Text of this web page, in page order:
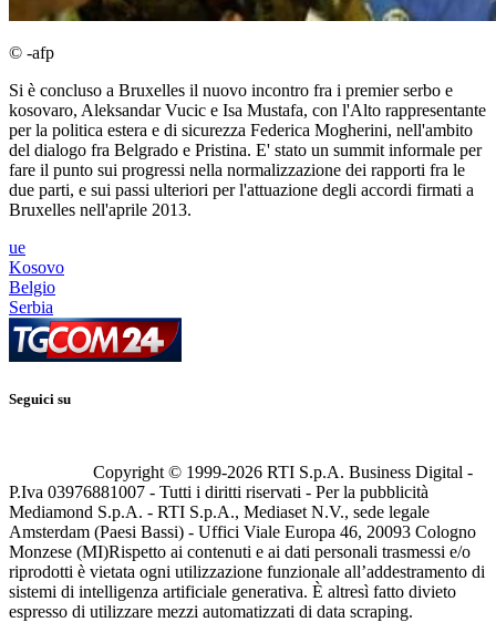
© -afp
Si è concluso a Bruxelles il nuovo incontro fra i premier serbo e
kosovaro, Aleksandar Vucic e Isa Mustafa, con l'Alto rappresentante
per la politica estera e di sicurezza Federica Mogherini, nell'ambito
del dialogo fra Belgrado e Pristina. E' stato un summit informale per
fare il punto sui progressi nella normalizzazione dei rapporti fra le
due parti, e sui passi ulteriori per l'attuazione degli accordi firmati a
Bruxelles nell'aprile 2013.
ue
Kosovo
Belgio
Serbia
Seguici su
Copyright © 1999-2026 RTI S.p.A. Business Digital -
P.Iva 03976881007 - Tutti i diritti riservati - Per la pubblicità
Mediamond S.p.A. - RTI S.p.A., Mediaset N.V., sede legale
Amsterdam (Paesi Bassi) - Uffici Viale Europa 46, 20093 Cologno
Monzese (MI)Rispetto ai contenuti e ai dati personali trasmessi e/o
riprodotti è vietata ogni utilizzazione funzionale all’addestramento di
sistemi di intelligenza artificiale generativa. È altresì fatto divieto
espresso di utilizzare mezzi automatizzati di data scraping.